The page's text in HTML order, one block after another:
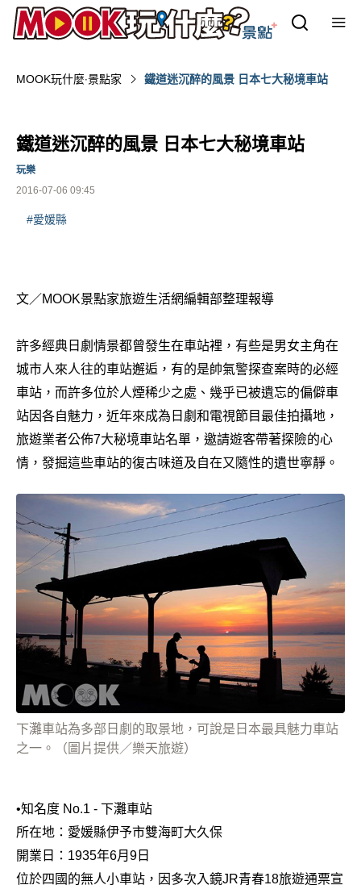
MOOK玩什麼‧景點家 鐵道迷沉醉的風景 日本七大秘境車站
鐵道迷沉醉的風景 日本七大秘境車站
2016-07-06 09:45
玩樂
#愛媛縣
文／MOOK景點家旅遊生活網編輯部整理報導
許多經典日劇情景都曾發生在車站裡，有些是男女主角在
城市人來人往的車站邂逅，有的是帥氣警探查案時的必經
車站，而許多位於人煙稀少之處、幾乎已被遺忘的偏僻車
站因各自魅力，近年來成為日劇和電視節目最佳拍攝地，
旅遊業者公佈7大秘境車站名單，邀請遊客帶著探險的心
情，發掘這些車站的復古味道及自在又隨性的遺世寧靜。
下灘車站為多部日劇的取景地，可說是日本最具魅力車站
之一。（圖片提供／樂天旅遊）
•知名度 No.1 - 下灘車站
所在地：愛媛縣伊予市雙海町大久保
開業日：1935年6月9日
位於四國的無人小車站，因多次入鏡JR青春18旅遊通票宣